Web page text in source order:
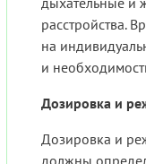
расстройства.
на
и
Дозировка и
Дозировка и